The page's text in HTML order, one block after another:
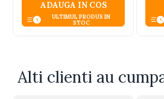
ADAUGA IN COS
ULTIMUL PRODUS IN
STOC
Alti clienti au